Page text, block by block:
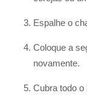
Espalhe o
Coloque a
novamente.
Cubra todo